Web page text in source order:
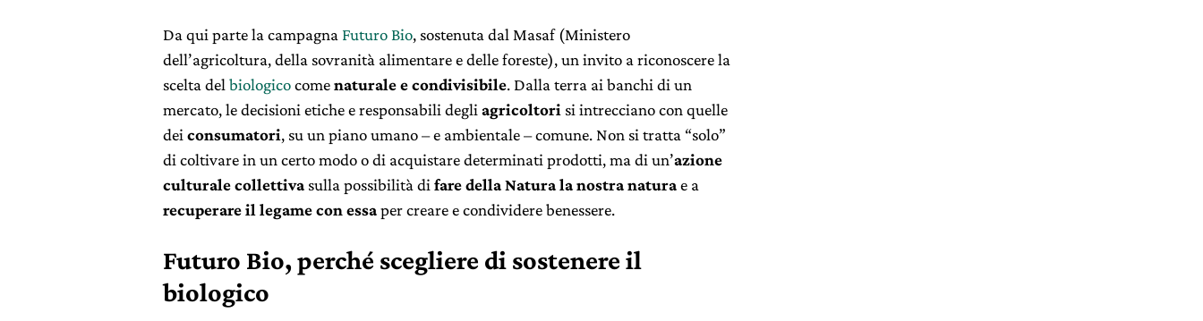
Da qui parte la campagna Futuro Bio, sostenuta dal Masaf (Ministero
dell’agricoltura, della sovranità alimentare e delle foreste), un invito a riconoscere la
scelta del biologicocomenaturale e condivisibile. Dalla terra ai banchi di un
mercato, le decisioni etiche e responsabili degli agricoltori si intrecciano con quelle
dei consumatori, su un piano umano – e ambientale – comune. Non si tratta “solo”
di coltivare in un certo modo o di acquistare determinati prodotti, ma di un’azione
culturale collettiva sulla possibilità di fare della Natura la nostra naturae a
recuperare il legame con essaper creare e condividere benessere.
Futuro Bio, perché scegliere di sostenere il
biologico